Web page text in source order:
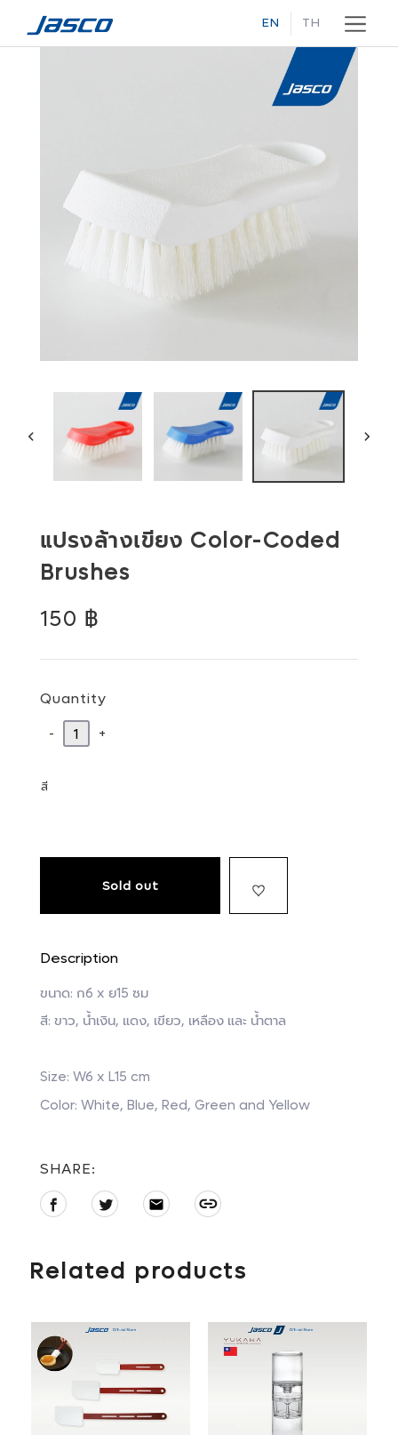
Skip
PREVIOUS
แปรงล้างเขียง Color-Coded
Brushes
Regular
150 ฿
Quantity
- +
สี
Sold out
Description
ขนาด: ก6 x ย15 ซม
สี: ขาว, น้ำเงิน, แดง, เขียว, เหลือง และ น้ำตาล
Size: W6 x L15 cm
Color: White, Blue, Red, Green and Yellow
SHARE:
Share
Tweet E-
Link
to
your
Related products
EN TH